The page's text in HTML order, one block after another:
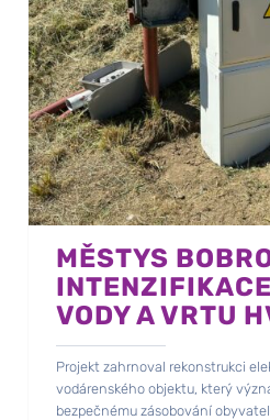
MĚSTYS
VODY A VRTU
Projekt zahrnoval rekonstrukci
vodárenského objektu, který
bezpečnému zásobování